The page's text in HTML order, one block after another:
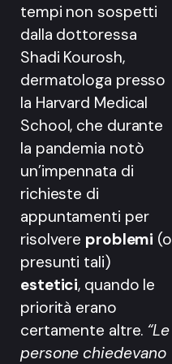
tempi non sospetti
dalla dottoressa
Shadi Kourosh,
dermatologa presso
la Harvard Medical
School, che durante
la pandemia notò
un’impennata di
richieste di
appuntamenti per
risolvere problemi (o
presunti tali)
estetici, quando le
priorità erano
certamente altre. “Le
persone chiedevano